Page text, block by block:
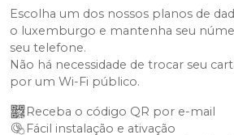
Escolha um dos nossos planos de
o luxemburgo e mantenha seu
seu telefone.
Não há necessidade de trocar seu
por um Wi-Fi público.
Receba o código QR por e-mail
Fácil instalação e ativação